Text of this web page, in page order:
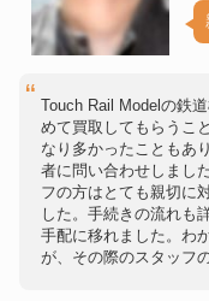
Touch Rail Modelの鉄
めて買取してもらうこ
なり多かったこともあ
者に問い合わせしまし
フの方はとても親切に
した。手続きの流れも
手配に移れました。わ
が、その際のスタッフ